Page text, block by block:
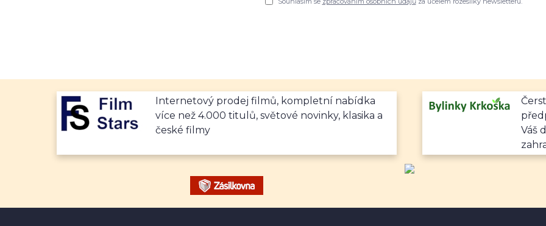
Internetový prodej filmů, kompletní nabídka
více než 4.000 titulů, světové novinky, klasika a
české filmy
Váš